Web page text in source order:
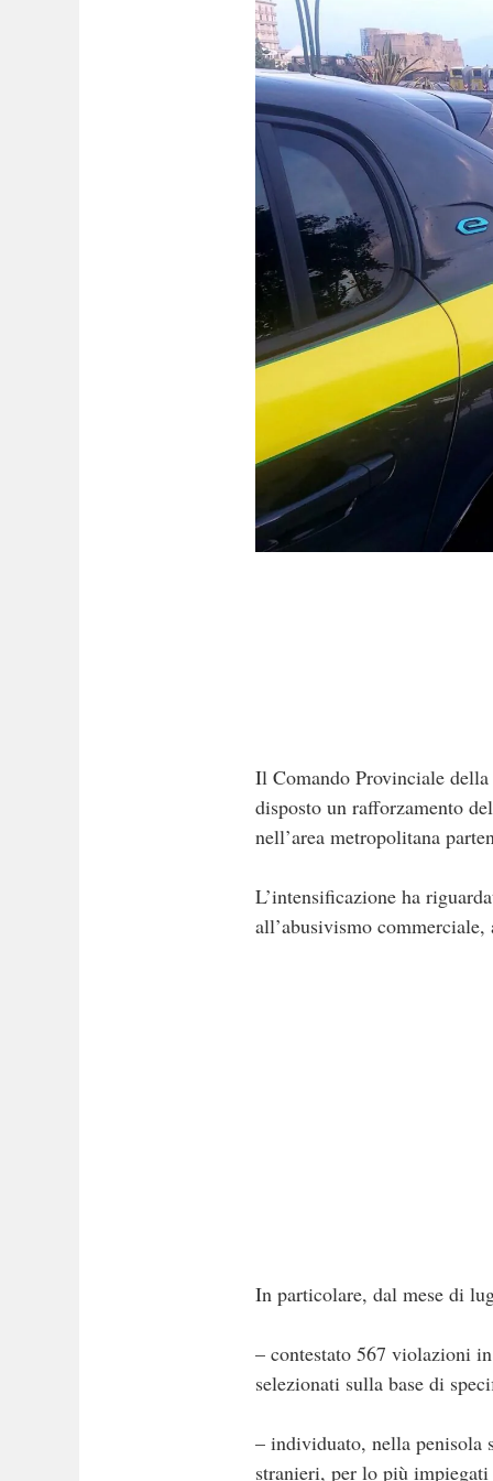
Il Comando Provinciale
disposto un rafforzamento
nell’area metropolitana
L’intensificazione ha
all’abusivismo
In particolare, dal mese di
– contestato 567 violazioni
selezionati sulla base di
– individuato, nella penisola
stranieri, per lo più